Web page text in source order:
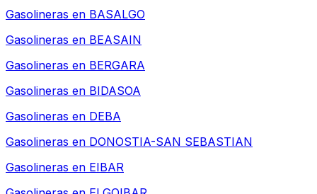
Gasolineras en BASALGO
Gasolineras en BEASAIN
Gasolineras en BERGARA
Gasolineras en BIDASOA
Gasolineras en DEBA
Gasolineras en DONOSTIA-SAN SEBASTIAN
Gasolineras en EIBAR